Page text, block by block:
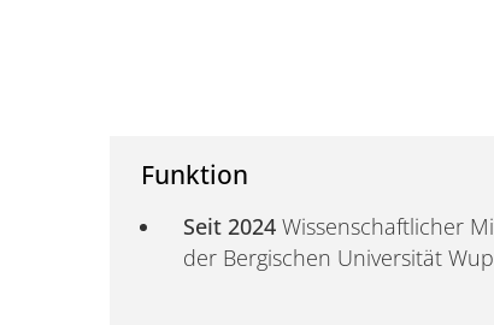
Funktion
Seit 2024 Wissenschaftlicher
der Bergischen Universität